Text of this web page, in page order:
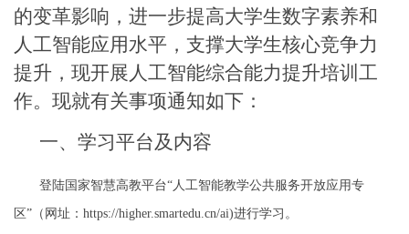
的变革影响，进一步提高大学生数字素养和
人工智能应用水平，支撑大学生核心竞争力
提升，现开展人工智能综合能力提升培训工
作。现就有关事项通知如下：
一、学习平台及内容
登陆国家智慧高教平台“人工智能教学公共服务开放应用专
区”（网址： https://higher.smartedu.cn/ai)进行学习。